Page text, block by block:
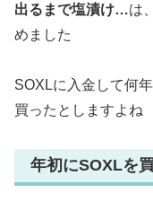
出るまで塩漬け…は、
めました
SOXLに入金して何
買ったとしますよね
年初にSOXLを